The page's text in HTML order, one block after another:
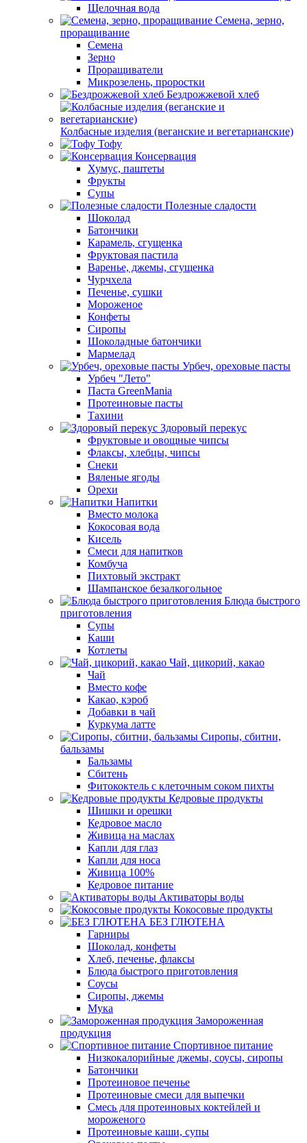
Щелочная вода
Семена, зерно,
проращивание
Семена
Зерно
Проращиватели
Микрозелень, проростки
Бездрожжевой хлеб
Колбасные изделия (веганские и вегетарианские)
Тофу
Консервация
Хумус, паштеты
Фрукты
Супы
Полезные сладости
Шоколад
Батончики
Карамель, сгущенка
Фруктовая пастила
Варенье, джемы, сгущенка
Чурчхела
Печенье, сушки
Мороженое
Конфеты
Сиропы
Шоколадные батончики
Мармелад
Урбеч, ореховые пасты
Урбеч "Лето"
Паста GreenMania
Протеиновые пасты
Тахини
Здоровый перекус
Фруктовые и овощные чипсы
Флаксы, хлебцы, чипсы
Снеки
Вяленые ягоды
Орехи
Напитки
Вместо молока
Кокосовая вода
Кисель
Смеси для напитков
Комбуча
Пихтовый экстракт
Шампанское безалкогольное
Блюда быстрого
приготовления
Супы
Каши
Котлеты
Чай, цикорий, какао
Чай
Вместо кофе
Какао, кэроб
Добавки в чай
Куркума латте
Сиропы, сбитни,
бальзамы
Бальзамы
Сбитень
Фитококтель с клеточным соком пихты
Кедровые продукты
Шишки и орешки
Кедровое масло
Живица на маслах
Капли для глаз
Капли для носа
Живица 100%
Кедровое питание
Активаторы воды
Кокосовые продукты
БЕЗ ГЛЮТЕНА
Гарниры
Шоколад, конфеты
Хлеб, печенье, флаксы
Блюда быстрого приготовления
Соусы
Сиропы, джемы
Мука
Замороженная
продукция
Спортивное питание
Низкокалорийные джемы, соусы, сиропы
Батончики
Протеиновое печенье
Протеиновые смеси для выпечки
Смесь для протеиновых коктейлей и
мороженого
Протеиновые каши, супы